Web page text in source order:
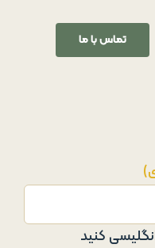
تماس با ما
کنید